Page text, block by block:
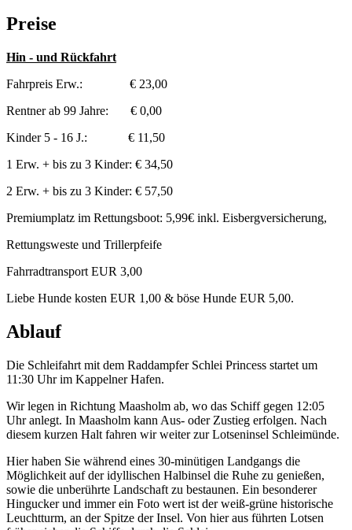
Preise
Hin - und Rückfahrt
Fahrpreis Erw.: € 23,00
Rentner ab 99 Jahre: € 0,00
Kinder 5 - 16 J.: € 11,50
1 Erw. + bis zu 3 Kinder: € 34,50
2 Erw. + bis zu 3 Kinder: € 57,50
Premiumplatz im Rettungsboot: 5,99€ inkl. Eisbergversicherung,
Rettungsweste und Trillerpfeife
Fahrradtransport EUR 3,00
Liebe Hunde kosten EUR 1,00 & böse Hunde EUR 5,00.
Ablauf
Die Schleifahrt mit dem Raddampfer Schlei Princess startet um
11:30 Uhr im Kappelner Hafen.
Wir legen in Richtung Maasholm ab, wo das Schiff gegen 12:05
Uhr anlegt. In Maasholm kann Aus- oder Zustieg erfolgen. Nach
diesem kurzen Halt fahren wir weiter zur Lotseninsel Schleimünde.
Hier haben Sie während eines 30-minütigen Landgangs die
Möglichkeit auf der idyllischen Halbinsel die Ruhe zu genießen,
sowie die unberührte Landschaft zu bestaunen. Ein besonderer
Hingucker und immer ein Foto wert ist der weiß-grüne historische
Leuchtturm, an der Spitze der Insel. Von hier aus führten Lotsen